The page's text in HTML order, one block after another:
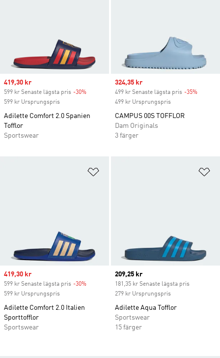
Sale price
419,30 kr
599 kr Senaste lägsta pris -30%
599 kr Ursprungspris
Adilette Comfort 2.0 Spanien
Tofflor
Sportswear
Sale price
324,35 kr
499 kr Senaste lägsta pris -35%
499 kr Ursprungspris
CAMPUS 00S TOFFLOR
Dam Originals
3 färger
Sale price
419,30 kr
599 kr Senaste lägsta pris -30%
599 kr Ursprungspris
Adilette Comfort 2.0 Italien
Sporttofflor
Sportswear
Current price
209,25 kr
181,35 kr Senaste lägsta pris
279 kr Ursprungspris
Adilette Aqua Tofflor
Sportswear
15 färger